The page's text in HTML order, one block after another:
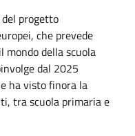
progetto
che prevede
della scuola
dal 2025
ha visto finora la
tra scuola primaria e